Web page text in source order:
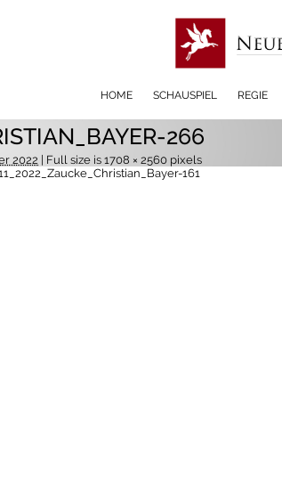
HOME SCHAUSPIEL REGIE
266
2022 | Full size is 1708 × 2560 pixels
161